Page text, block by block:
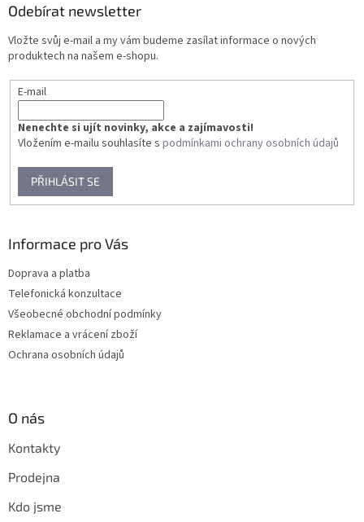
Odebírat newsletter
Vložte svůj e-mail a my vám budeme zasílat informace o nových
produktech na našem e-shopu.
E-mail
Nenechte si ujít novinky, akce a zajímavosti!
Vložením e-mailu souhlasíte s podmínkami ochrany osobních údajů
PŘIHLÁSIT SE
Informace pro Vás
Doprava a platba
Telefonická konzultace
Všeobecné obchodní podmínky
Reklamace a vrácení zboží
Ochrana osobních údajů
O nás
Kontakty
Prodejna
Kdo jsme